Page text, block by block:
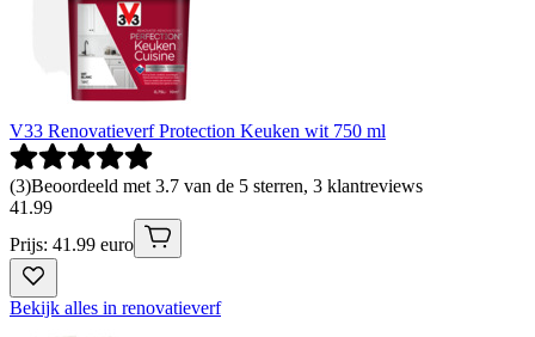
V33 Renovatieverf Protection Keuken wit 750 ml
(3)Beoordeeld met 3.7 van de 5 sterren, 3 klantreviews
41 .99
Prijs: 41.99 euro
Bekijk alles in renovatieverf